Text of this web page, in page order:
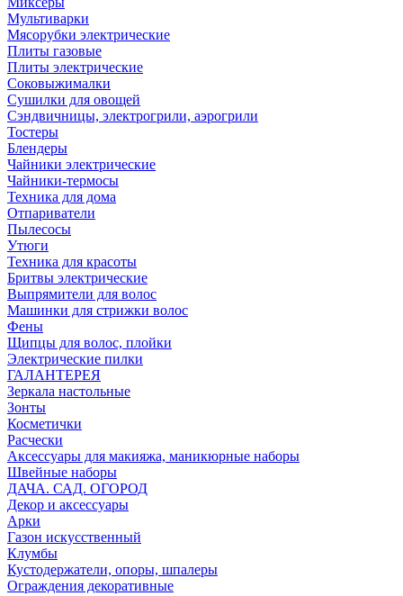
Мультиварки
Мясорубки электрические
Плиты газовые
Плиты электрические
Соковыжималки
Сушилки для овощей
Сэндвичницы, электрогрили, аэрогрили
Тостеры
Блендеры
Чайники электрические
Чайники-термосы
Техника для дома
Отпариватели
Пылесосы
Утюги
Техника для красоты
Бритвы электрические
Выпрямители для волос
Машинки для стрижки волос
Фены
Щипцы для волос, плойки
Электрические пилки
ГАЛАНТЕРЕЯ
Зеркала настольные
Зонты
Косметички
Расчески
Аксессуары для макияжа, маникюрные наборы
Швейные наборы
ДАЧА. САД. ОГОРОД
Декор и аксессуары
Арки
Газон искусственный
Клумбы
Кустодержатели, опоры, шпалеры
Ограждения декоративные